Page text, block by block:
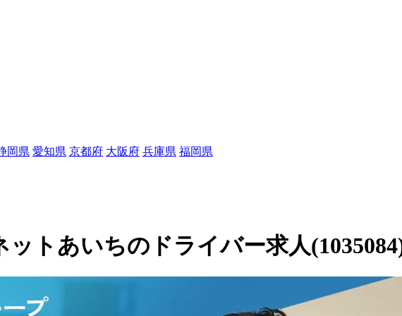
岡県 愛知県 京都府 大阪府 兵庫県 福岡県
トあいちのドライバー求人